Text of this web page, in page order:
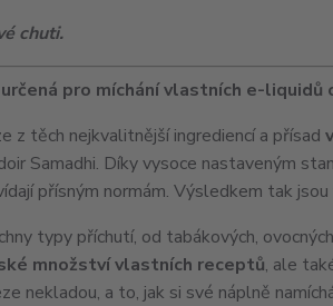
chuti.
pro míchání vlastních e-liquidů
z těch nejkvalitnější ingrediencí a přísad
Samadhi. Díky vysoce nastaveným
přísným normám. Výsledkem tak
typy příchutí, od tabákových,
množství vlastních receptů, ale
nekladou, a to, jak si své náplně